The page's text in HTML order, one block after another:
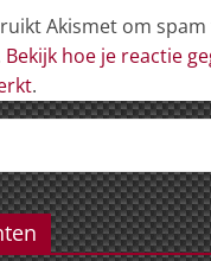
Akismet om
Bekijk hoe je reactie
.